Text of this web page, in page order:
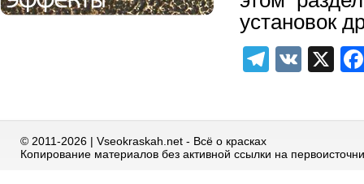
установок
VK X
© 2011-2026 | Vseokraskah.net - Всё о красках
Копирование материалов без активной ссылки на